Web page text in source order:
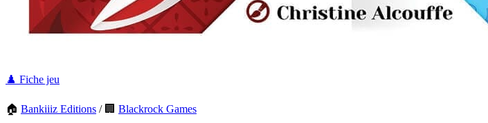
♟️ Fiche jeu
🏠 Bankiiiz Editions / 🏢 Blackrock Games